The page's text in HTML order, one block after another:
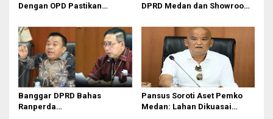
Dengan OPD Pastikan
Banjir
DPRD Medan dan Showroom
Soroti Dugaan Bangunan
Tanpa PBG
Banggar DPRD Bahas
Ranperda
Pansus Soroti Aset Pemko
Medan: Lahan Dikuasai